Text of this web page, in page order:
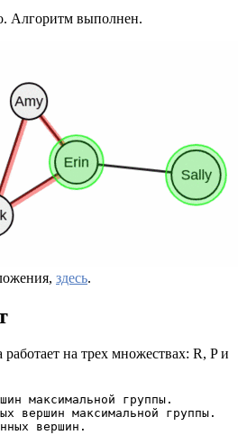
Алгоритм выполнен.
здесь.
на трех множествах: R, P и
максимальной группы.
вершин максимальной группы.
вершин.